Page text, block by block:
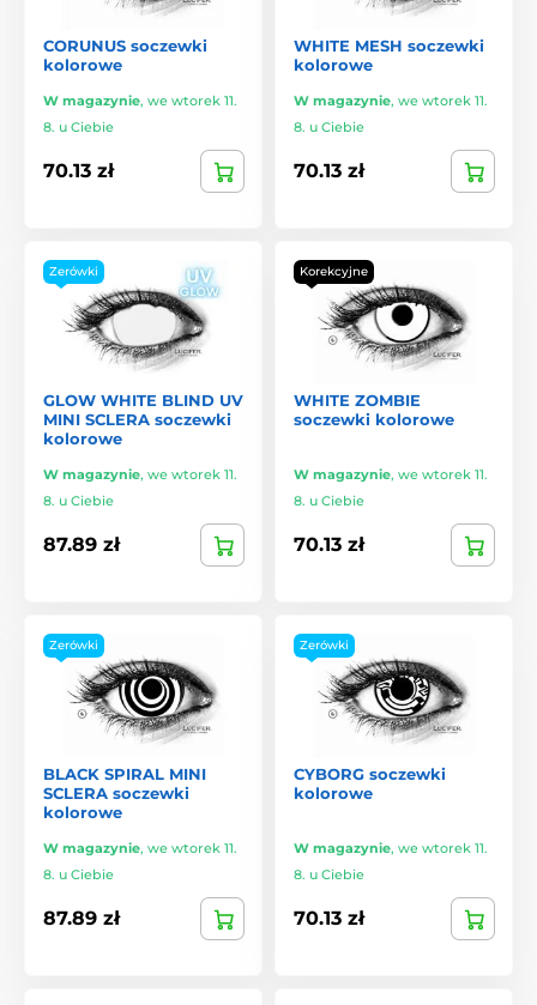
CORUNUS soczewki
kolorowe
W magazynie, we wtorek 11.
8. u Ciebie
70.13 zł
WHITE MESH soczewki
kolorowe
W magazynie, we wtorek 11.
8. u Ciebie
70.13 zł
Zerówki
GLOW WHITE BLIND UV
MINI SCLERA soczewki
kolorowe
W magazynie, we wtorek 11.
8. u Ciebie
87.89 zł
Korekcyjne
WHITE ZOMBIE
soczewki kolorowe
W magazynie, we wtorek 11.
8. u Ciebie
70.13 zł
Zerówki
BLACK SPIRAL MINI
SCLERA soczewki
kolorowe
W magazynie, we wtorek 11.
8. u Ciebie
87.89 zł
Zerówki
CYBORG soczewki
kolorowe
W magazynie, we wtorek 11.
8. u Ciebie
70.13 zł